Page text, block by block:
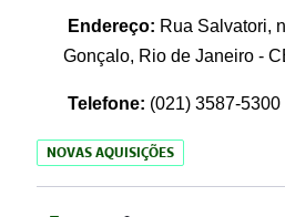
Endereço: Rua Salvatori,
Gonçalo, Rio de Janeiro -
Telefone: (021) 3587-5300
NOVAS AQUISIÇÕES